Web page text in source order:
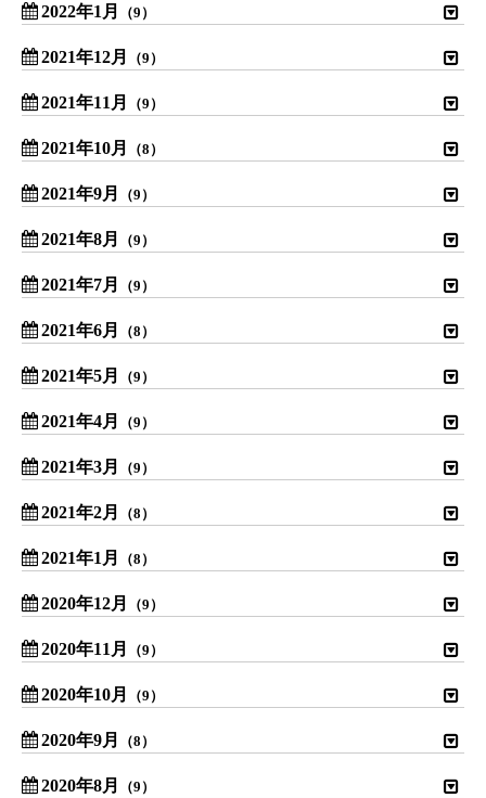
2022年1月 （9）
2021年12月 （9）
2021年11月 （9）
2021年10月 （8）
2021年9月 （9）
2021年8月 （9）
2021年7月 （9）
2021年6月 （8）
2021年5月 （9）
2021年4月 （9）
2021年3月 （9）
2021年2月 （8）
2021年1月 （8）
2020年12月 （9）
2020年11月 （9）
2020年10月 （9）
2020年9月 （8）
2020年8月 （9）